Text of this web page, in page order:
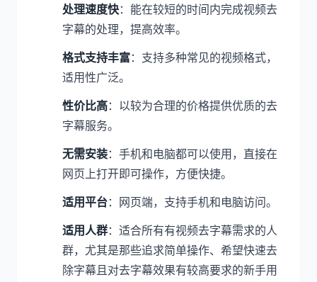
处理速度快：能在较短的时间内完成视频去
字幕的处理，提高效率。
格式支持丰富：支持多种常见的视频格式，
适用性广泛。
性价比高：以较为合理的价格提供优质的去
字幕服务。
无需安装：手机和电脑都可以使用，直接在
网页上打开即可操作，方便快捷。
适用平台：网页端，支持手机和电脑访问。
适用人群：适合所有有视频去字幕需求的人
群，尤其是那些追求简单操作、希望快速去
除字幕且对去字幕效果有较高要求的新手用